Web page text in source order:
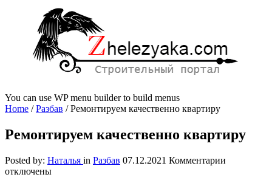
You can use WP menu builder to build menus
Home /Разбав /Ремонтируем качественно квартиру
Ремонтируем качественно квартиру
Posted by: Наталья in Разбав 07.12.2021 Комментарии
отключены